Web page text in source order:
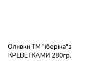
Оливки ТМ "іберіка"з
КРЕВЕТКАМИ 280гр.